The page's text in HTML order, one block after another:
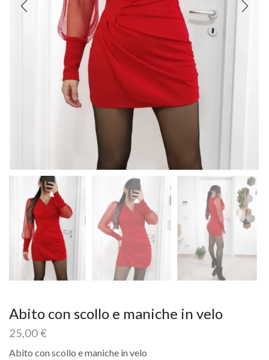
Abito con scollo e maniche in velo
25,00€
Abito con scollo e maniche in velo